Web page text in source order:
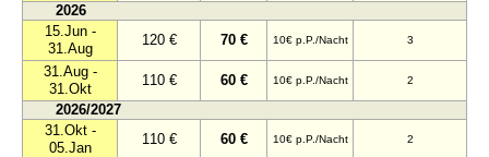
2026
15.Jun -
31.Aug
120 € 70 € 10€ p.P./Nacht 3
31.Aug -
31.Okt
110 € 60 € 10€ p.P./Nacht 2
2026/2027
31.Okt -
05.Jan
110 € 60 € 10€ p.P./Nacht 2